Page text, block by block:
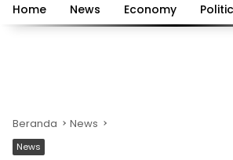
Home News Economy
Beranda News
News